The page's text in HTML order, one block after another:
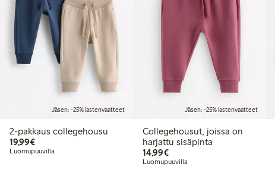
Online edition
Jäsen: -25% lastenvaatteet
2-pakkaus collegehousu
19,99€19,99 €
Luomupuuvilla
Jäsen: -25% lastenvaatteet
Collegehousut, joissa on
harjattu sisäpinta
14,99€14,99 €
Luomupuuvilla